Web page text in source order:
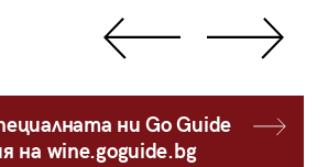
ни Go Guide
на wine.goguide.bg